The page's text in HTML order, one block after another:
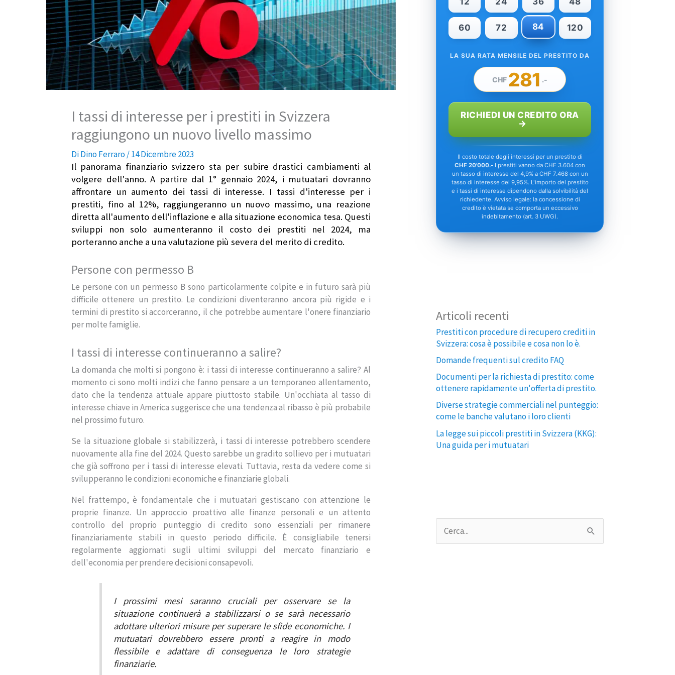
I tassi di interesse per i prestiti in Svizzera
raggiungono un nuovo livello massimo
DiDino Ferraro/14 Dicembre 2023
Il panorama finanziario svizzero sta per subire drastici cambiamenti al
volgere dell'anno. A partire dal 1° gennaio 2024, i mutuatari dovranno
affrontare un aumento dei tassi di interesse. I tassi d'interesse per i
prestiti, fino al 12%, raggiungeranno un nuovo massimo, una reazione
diretta all'aumento dell'inflazione e alla situazione economica tesa. Questi
sviluppi non solo aumenteranno il costo dei prestiti nel 2024, ma
porteranno anche a una valutazione più severa del merito di credito.
Persone con permesso B
Le persone con un permesso B sono particolarmente colpite e in futuro sarà più
difficile ottenere un prestito. Le condizioni diventeranno ancora più rigide e i
termini di prestito si accorceranno, il che potrebbe aumentare l'onere finanziario
per molte famiglie.
I tassi di interesse continueranno a salire?
La domanda che molti si pongono è: i tassi di interesse continueranno a salire? Al
momento ci sono molti indizi che fanno pensare a un temporaneo allentamento,
dato che la tendenza attuale appare piuttosto stabile. Un'occhiata al tasso di
interesse chiave in America suggerisce che una tendenza al ribasso è più probabile
nel prossimo futuro.
Se la situazione globale si stabilizzerà, i tassi di interesse potrebbero scendere
nuovamente alla fine del 2024. Questo sarebbe un gradito sollievo per i mutuatari
che già soffrono per i tassi di interesse elevati. Tuttavia, resta da vedere come si
svilupperanno le condizioni economiche e finanziarie globali.
Nel frattempo, è fondamentale che i mutuatari gestiscano con attenzione le
proprie finanze. Un approccio proattivo alle finanze personali e un attento
controllo del proprio punteggio di credito sono essenziali per rimanere
finanziariamente stabili in questo periodo difficile. È consigliabile tenersi
regolarmente aggiornati sugli ultimi sviluppi del mercato finanziario e
dell'economia per prendere decisioni consapevoli.
I prossimi mesi saranno cruciali per osservare se la
situazione continuerà a stabilizzarsi o se sarà necessario
adottare ulteriori misure per superare le sfide economiche. I
mutuatari dovrebbero essere pronti a reagire in modo
flessibile e adattare di conseguenza le loro strategie
finanziarie.
60 72 84 120
LA SUA RATA MENSILE DEL PRESTITO DA
CHF 281 .-
RICHIEDI UN CREDITO ORA
Il costo totale degli interessi per un prestito di
CHF 20'000.- I prestiti vanno da CHF 3.604 con
un tasso di interesse del 4,9% a CHF 7.468 con un
tasso di interesse del 9,95%. L'importo del prestito
e i tassi di interesse dipendono dalla solvibilità del
richiedente. Avviso legale: la concessione di
credito è vietata se comporta un eccessivo
indebitamento (art. 3 UWG).
Articoli recenti
Prestiti con procedure di recupero crediti in
Svizzera: cosa è possibile e cosa non lo è.
Domande frequenti sul credito FAQ
Documenti per la richiesta di prestito: come
ottenere rapidamente un'offerta di prestito.
Diverse strategie commerciali nel punteggio:
come le banche valutano i loro clienti
La legge sui piccoli prestiti in Svizzera (KKG):
Una guida per i mutuatari
e